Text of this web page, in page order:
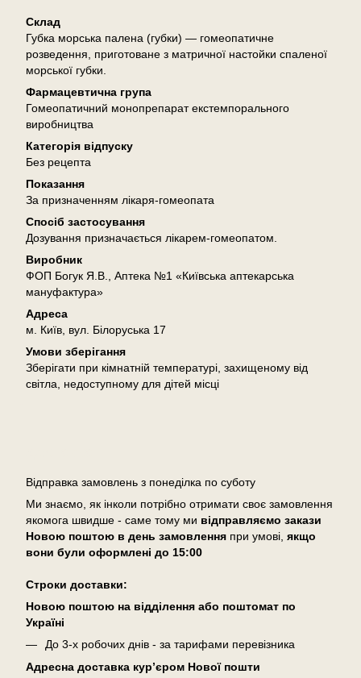
Склад
Губка морська палена (губки) — гомеопатичне
розведення, приготоване з матричної настойки спаленої
морської губки.
Фармацевтична група
Гомеопатичний монопрепарат екстемпорального
виробництва
Категорія відпуску
Без рецепта
Показання
За призначенням лікаря-гомеопата
Спосіб застосування
Дозування призначається лікарем-гомеопатом.
Виробник
ФОП Богук Я.В., Аптека №1 «Київська аптекарська
мануфактура»
Адреса
м. Київ, вул. Білоруська 17
Умови зберігання
Зберігати при кімнатній температурі, захищеному від
світла, недоступному для дітей місці
Відправка замовлень з понеділка по суботу
Ми знаємо, як інколи потрібно отримати своє замовлення
якомога швидше - саме тому ми відправляємо закази
Новою поштою в день замовлення при умові, якщо
вони були оформлені до 15:00
Cтроки доставки:
Новою поштою на відділення або поштомат по
Україні
До 3-х робочих днів - за тарифами перевізника
Адресна доставка кур’єром Нової пошти